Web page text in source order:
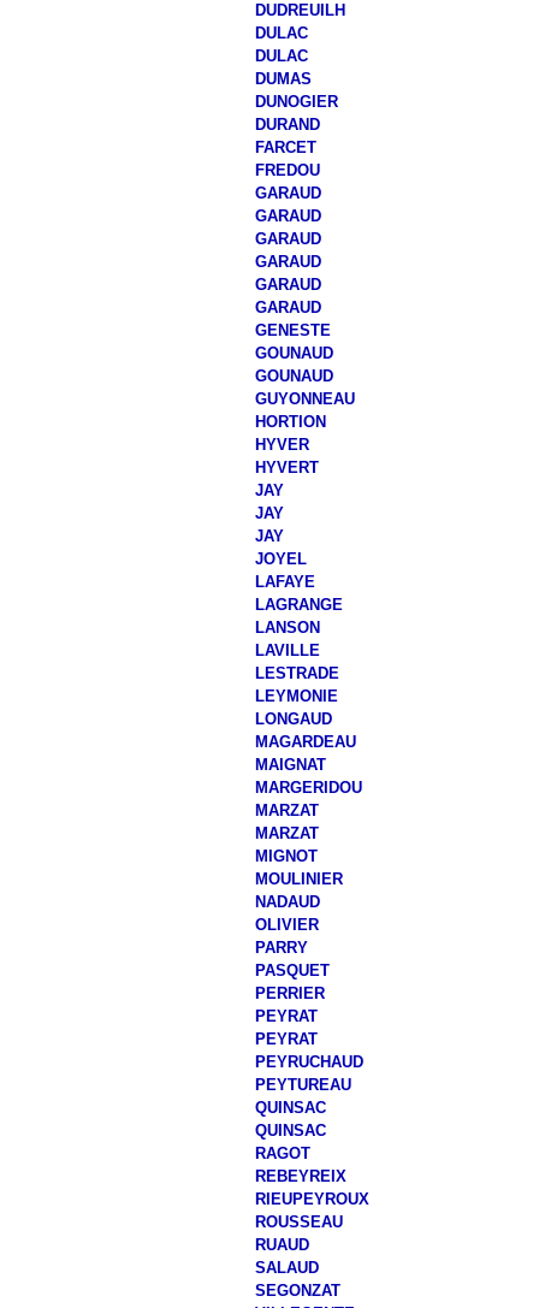
DUDREUILH
DULAC
DULAC
DUMAS
DUNOGIER
DURAND
FARCET
FREDOU
GARAUD
GARAUD
GARAUD
GARAUD
GARAUD
GARAUD
GENESTE
GOUNAUD
GOUNAUD
GUYONNEAU
HORTION
HYVER
HYVERT
JAY
JAY
JAY
JOYEL
LAFAYE
LAGRANGE
LANSON
LAVILLE
LESTRADE
LEYMONIE
LONGAUD
MAGARDEAU
MAIGNAT
MARGERIDOU
MARZAT
MARZAT
MIGNOT
MOULINIER
NADAUD
OLIVIER
PARRY
PASQUET
PERRIER
PEYRAT
PEYRAT
PEYRUCHAUD
PEYTUREAU
QUINSAC
QUINSAC
RAGOT
REBEYREIX
RIEUPEYROUX
ROUSSEAU
RUAUD
SALAUD
SEGONZAT